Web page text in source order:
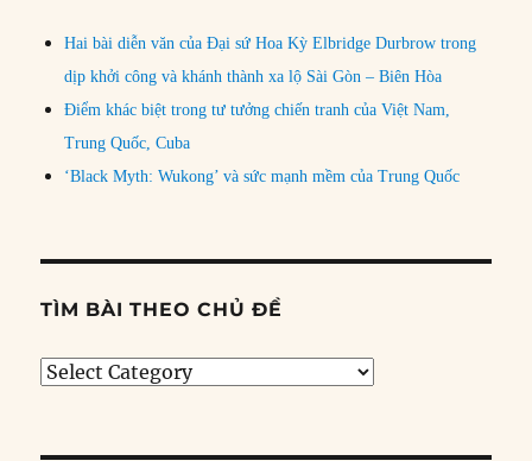
Hai bài diễn văn của Đại sứ Hoa Kỳ Elbridge Durbrow trong
dịp khởi công và khánh thành xa lộ Sài Gòn – Biên Hòa
Điểm khác biệt trong tư tưởng chiến tranh của Việt Nam,
Trung Quốc, Cuba
‘Black Myth: Wukong’ và sức mạnh mềm của Trung Quốc
TÌM BÀI THEO CHỦ ĐỀ
Tìm